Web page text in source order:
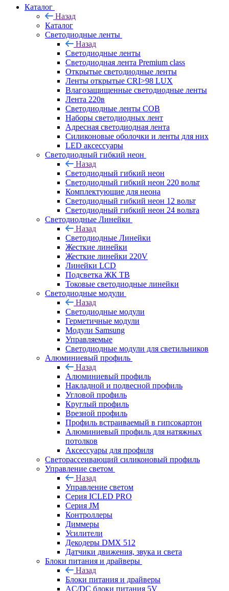
Каталог
Назад
Каталог
Светодиодные ленты
Назад
Светодиодные ленты
Светодиодная лента Premium class
Открытые светодиодные ленты
Ленты открытые CRI>98 LUX
Влагозащищенные светодиодные ленты
Лента 220в
Светодиодные ленты COB
Наборы светодиодных лент
Адресная светодиодная лента
Силиконовые оболочки и ленты для них
LED аксессуары
Светодиодный гибкий неон
Назад
Светодиодный гибкий неон
Светодиодный гибкий неон 220 вольт
Комплектующие для неона
Светодиодный гибкий неон 12 вольт
Светодиодный гибкий неон 24 вольта
Светодиодные Линейки
Назад
Светодиодные Линейки
Жесткие линейки
Жесткие линейки 220V
Линейки LCD
Подсветка ЖК ТВ
Токовые светодиодные линейки
Светодиодные модули
Назад
Светодиодные модули
Герметичные модули
Модули Samsung
Управляемые
Светодиодные модули для светильников
Алюминиевый профиль
Назад
Алюминиевый профиль
Накладной и подвесной профиль
Угловой профиль
Круглый профиль
Врезной профиль
Профиль встраиваемый в гипсокартон
Алюминиевый профиль для натяжных
потолков
Аксессуары для профиля
Светорассеивающий силиконовый профиль
Управление светом
Назад
Управление светом
Серия ICLED PRO
Серия JM
Контроллеры
Диммеры
Усилители
Декодеры DMX 512
Датчики движения, звука и света
Блоки питания и драйверы
Назад
Блоки питания и драйверы
AC/DC блоки питания 5V